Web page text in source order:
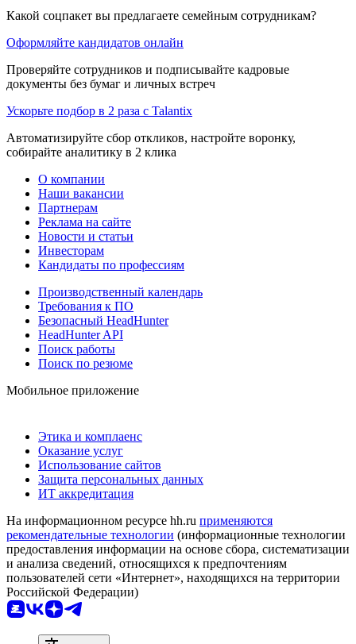
Какой соцпакет вы предлагаете семейным сотрудникам?
Оформляйте кандидатов онлайн
Проверяйте сотрудников и подписывайте кадровые
документы без бумаг и личных встреч
Ускорьте подбор в 2 раза с Talantix
Автоматизируйте сбор откликов, настройте воронку,
собирайте аналитику в 2 клика
О компании
Наши вакансии
Партнерам
Реклама на сайте
Новости и статьи
Инвесторам
Кандидаты по профессиям
Производственный календарь
Требования к ПО
Безопасный HeadHunter
HeadHunter API
Поиск работы
Поиск по резюме
Мобильное приложение
Этика и комплаенс
Оказание услуг
Использование сайтов
Защита персональных данных
ИТ аккредитация
На информационном ресурсе hh.ru применяются
рекомендательные технологии (информационные технологии
предоставления информации на основе сбора, систематизации
и анализа сведений, относящихся к предпочтениям
пользователей сети «Интернет», находящихся на территории
Российской Федерации)